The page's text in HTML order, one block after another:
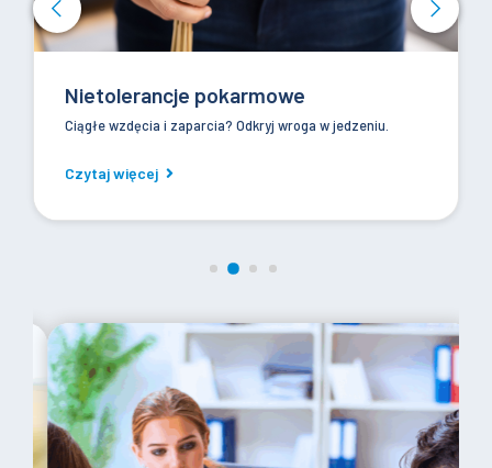
Nietolerancje pokarmowe
Ciągłe wzdęcia i zaparcia? Odkryj wroga w jedzeniu.
Czytaj więcej